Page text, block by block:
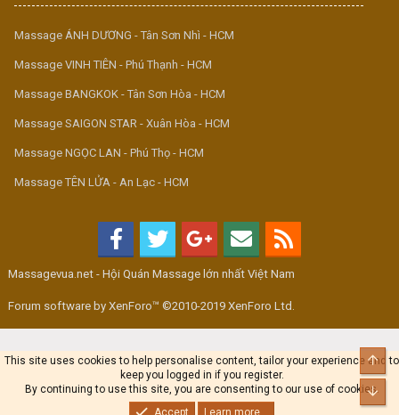
Massage ÁNH DƯƠNG - Tân Sơn Nhì - HCM
Massage VINH TIÊN - Phú Thạnh - HCM
Massage BANGKOK - Tân Sơn Hòa - HCM
Massage SAIGON STAR - Xuân Hòa - HCM
Massage NGỌC LAN - Phú Thọ - HCM
Massage TÊN LỬA - An Lạc - HCM
Massagevua.net - Hội Quán Massage lớn nhất Việt Nam
Forum software by XenForo™ ©2010-2019 XenForo Ltd.
This site uses cookies to help personalise content, tailor your experience and to
keep you logged in if you register.
By continuing to use this site, you are consenting to our use of cookies.
Accept
Learn more...
Top